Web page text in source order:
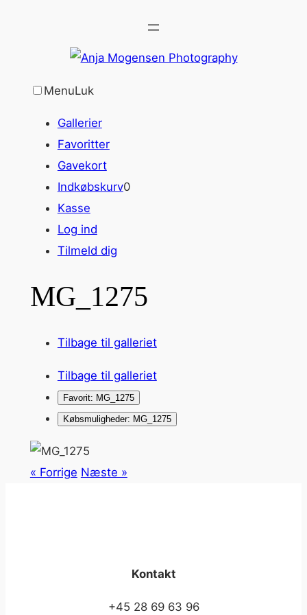
MenuLuk
Gallerier
Favoritter
Gavekort
Indkøbskurv0
Kasse
Log ind
Tilmeld dig
MG_1275
Tilbage til galleriet
Tilbage til galleriet
Favorit: MG_1275
Købsmuligheder: MG_1275
« Forrige Næste »
Kontakt
+45 28 69 63 96